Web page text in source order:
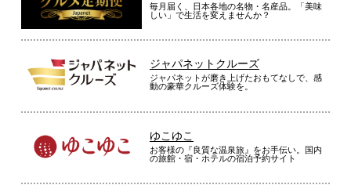
毎月届く、日本各地の名物・名産品。「美味
しい」で生活を変えませんか？
ジャパネットクルーズ
ジャパネットが磨き上げたおもてなしで、感
動の豪華クルーズ体験を。
ゆこゆこ
お客様の『良質な温泉旅』をお手伝い。国内
の旅館・宿・ホテルの宿泊予約サイト